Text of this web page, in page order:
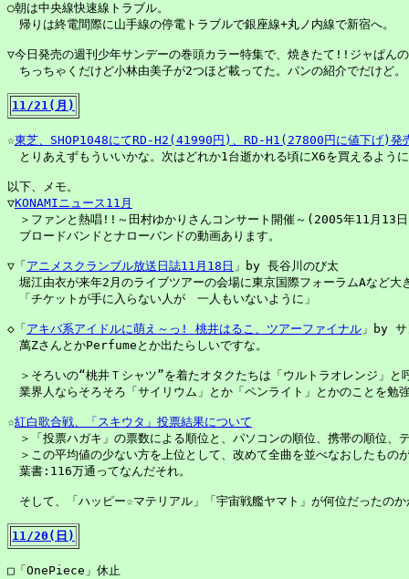
○朝は中央線快速線トラブル。
帰りは終電間際に山手線の停電トラブルで銀座線+丸ノ内線で新宿へ。
▽今日発売の週刊少年サンデーの巻頭カラー特集で、焼きたて!!ジャぱん
ちっちゃくだけど小林由美子が2つほど載ってた。パンの紹介でだけど。
11/21(月)
☆東芝、SHOP1048にてRD-H2(41990円)、RD-H1(27800円に値下げ)発
とりあえずもういいかな。次はどれか1台逝かれる頃にX6を買えるよう
以下、メモ。
▽KONAMIニュース11月
＞ファンと熱唱!!～田村ゆかりさんコンサート開催～(2005年11月13
ブロードバンドとナローバンドの動画あります。
▽「 アニメスクランブル放送日誌11月18日 」by 長谷川のび太
堀江由衣が来年2月のライブツアーの会場に東京国際フォーラムAなど大
「チケットが手に入らない人が　一人もいないように」
◇「 アキバ系アイドルに萌え～っ! 桃井はるこ、ツアーファイナル 」by サ
萬ZさんとかPerfumeとか出たらしいですな。
＞そろいの“桃井Ｔシャツ”を着たオタクたちは「ウルトラオレンジ」
業界人ならそろそろ「サイリウム」とか「ペンライト」とかのことを勉
☆紅白歌合戦、「スキウタ」投票結果について
＞「投票ハガキ」の票数による順位と、パソコンの順位、携帯の順位、
＞この平均値の少ない方を上位として、改めて全曲を並べなおしたもの
葉書:116万通ってなんだそれ。
そして、「ハッピー☆マテリアル」「宇宙戦艦ヤマト」が何位だったのか
11/20(日)
□「OnePiece」休止